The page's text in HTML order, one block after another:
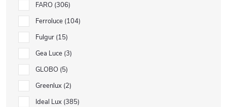
FARO 306
Ferroluce 104
Fulgur 15
Gea Luce 3
GLOBO 5
Greenlux 2
Ideal Lux 385